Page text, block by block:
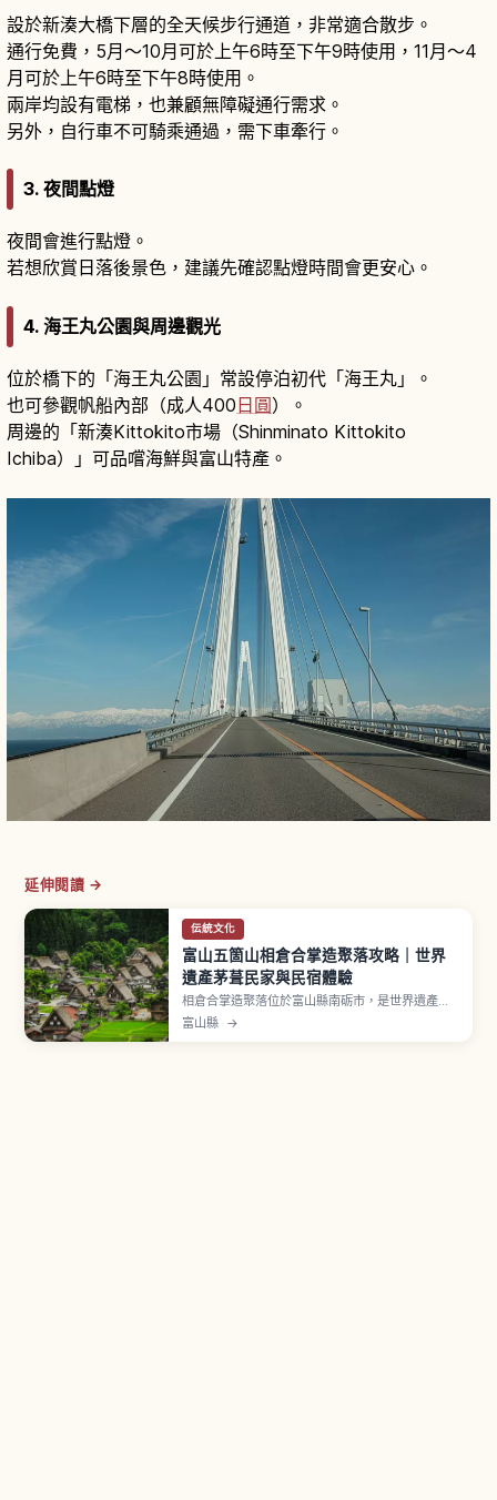
設於新湊大橋下層的全天候步行通道，非常適合散步。
通行免費，5月〜10月可於上午6時至下午9時使用，11月〜4
月可於上午6時至下午8時使用。
兩岸均設有電梯，也兼顧無障礙通行需求。
另外，自行車不可騎乘通過，需下車牽行。
3. 夜間點燈
夜間會進行點燈。
若想欣賞日落後景色，建議先確認點燈時間會更安心。
4. 海王丸公園與周邊觀光
位於橋下的「海王丸公園」常設停泊初代「海王丸」。
也可參觀帆船內部（成人400日圓）。
周邊的「新湊Kittokito市場（Shinminato Kittokito
Ichiba）」可品嚐海鮮與富山特產。
延伸閱讀 →
伝統文化
富山五箇山相倉合掌造聚落攻略｜世界
遺產茅葺民家與民宿體驗
相倉合掌造聚落位於富山縣南砺市，是世界遺產
「白川鄉・五箇山合掌造聚落」構成資產。陡峭茅
草屋頂的合掌造民家錯落分布，多數建於江戶時代
富山縣 →